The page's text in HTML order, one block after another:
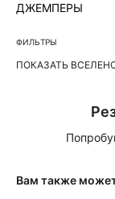
ДЖЕМПЕРЫ
ФИЛЬТРЫ
ПОКАЗАТЬ ВСЕЛЕН
Вам также